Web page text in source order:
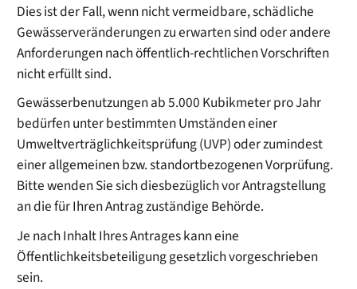
Dies ist der Fall, wenn nicht vermeidbare, schädliche
Gewässerveränderungen zu erwarten sind oder andere
Anforderungen nach öffentlich-rechtlichen Vorschriften
nicht erfüllt sind.
Gewässerbenutzungen ab 5.000 Kubikmeter pro Jahr
bedürfen unter bestimmten Umständen einer
Umweltverträglichkeitsprüfung (UVP) oder zumindest
einer allgemeinen bzw. standortbezogenen Vorprüfung.
Bitte wenden Sie sich diesbezüglich vor Antragstellung
an die für Ihren Antrag zuständige Behörde.
Je nach Inhalt Ihres Antrages kann eine
Öffentlichkeitsbeteiligung gesetzlich vorgeschrieben
sein.